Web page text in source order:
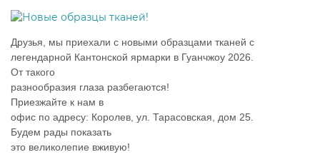
Друзья, мы приехали с новыми образцами тканей с
легендарной Кантонской ярмарки в Гуанчжоу 2026.
От такого
разнообразия глаза разбегаются!
Приезжайте к нам в
офис по адресу: Королев, ул. Тарасовская, дом 25.
Будем рады показать
это великолепие вживую!